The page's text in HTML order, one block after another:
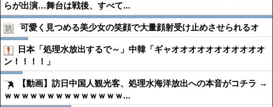
らが出演…舞台は戦後、すべて...
可愛く見つめる美少女の笑顔で大量顔射受け止めさせられるオ
日本「処理水放出するで～」中韓「ギャオオオオオオオオオオオ
ン！！！！」
【動画】訪日中国人観光客、処理水海洋放出への本音がコチラ →
ｗｗｗｗｗｗｗｗｗｗｗｗｗｗ...